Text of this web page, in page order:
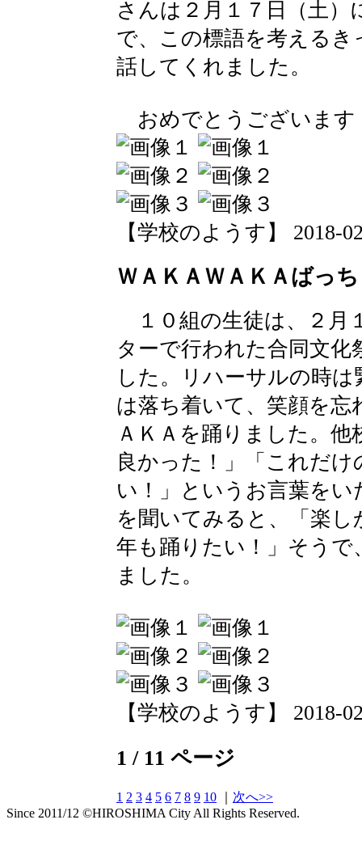
さんは２月１７日（土）
で、この標語を考える
話してくれました。
おめでとうございます
【学校のようす】 2018-
ＷＡＫＡＷＡＫＡばっ
１０組の生徒は、２月
ターで行われた合同文
した。リハーサルの時
は落ち着いて、笑顔を忘
ＡＫＡを踊りました。
良かった！」「これだ
い！」というお言葉を
を聞いてみると、「楽
年も踊りたい！」そう
ました。
【学校のようす】 2018-
1 / 11 ページ
1 2 3 4 5 6 7 8 9 10
次へ>>
Since 2011/12 ©HIROSHIMA City All Rights Reserved.